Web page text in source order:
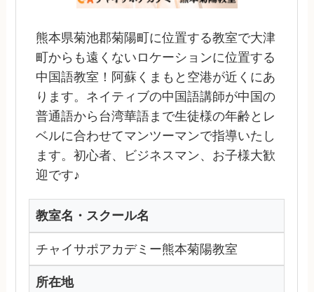
熊本県菊池郡菊陽町に位置する教室で大津
町からも遠くないロケーションに位置する
中国語教室！阿蘇くまもと空港が近くにあ
ります。ネイティブの中国語講師が中国の
普通語から台湾華語まで生徒様の年齢とレ
ベルに合わせてマンツーマンで指導いたし
ます。初心者、ビジネスマン、お子様大歓
迎です♪
教室名・スクール名
チャイサポアカデミー熊本菊陽教室
所在地